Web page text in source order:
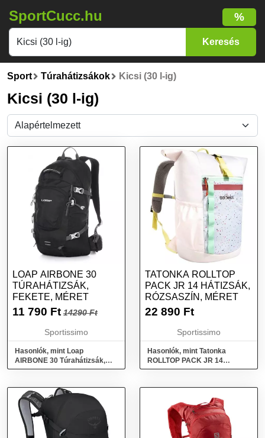
SportCucc.hu %
Sport Túrahátizsákok Kicsi (30 l-ig)
Kicsi (30 l-ig)
LOAP AIRBONE 30
TÚRAHÁTIZSÁK,
FEKETE, MÉRET
11 790 Ft 14290 Ft
Sportissimo
Hasonlók, mint Loap
AIRBONE 30 Túrahátizsák,
fekete, méret
TATONKA ROLLTOP
PACK JR 14 HÁTIZSÁK,
RÓZSASZÍN, MÉRET
22 890 Ft
Sportissimo
Hasonlók, mint Tatonka
ROLLTOP PACK JR 14
Hátizsák, rózsaszín, méret